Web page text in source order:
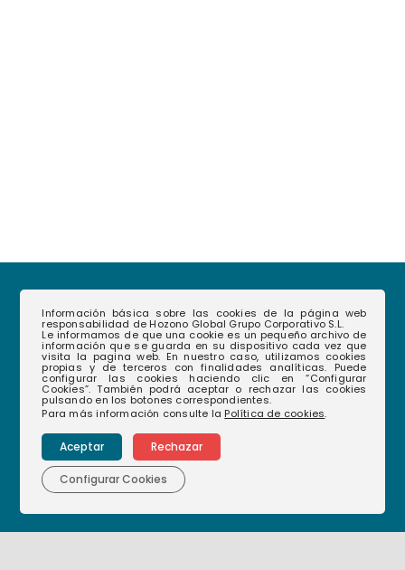
(+34)968 35 12 08
Ctra. Alcantarilla, 655 – 30166 – Murcia
Información básica sobre las cookies de la página web
responsabilidad de Hozono Global Grupo Corporativo S.L.
Le informamos de que una cookie es un pequeño archivo de
información que se guarda en su dispositivo cada vez que
visita la pagina web. En nuestro caso, utilizamos cookies
propias y de terceros con finalidades analíticas. Puede
configurar las cookies haciendo clic en “Configurar
Cookies”. También podrá aceptar o rechazar las cookies
pulsando en los botones correspondientes.
Para más información consulte la Política de cookies.
Aceptar Rechazar
Configurar Cookies